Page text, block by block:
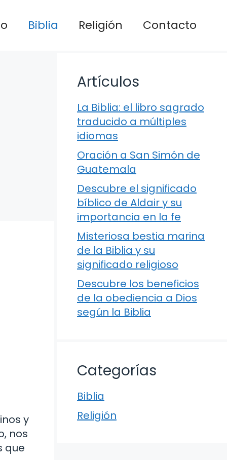
Biblia Religión Contacto
y
nos
que
Artículos
La Biblia: el libro sagrado
traducido a múltiples
idiomas
Oración a San Simón de
Guatemala
Descubre el significado
bíblico de Aldair y su
importancia en la fe
Misteriosa bestia marina
de la Biblia y su
significado religioso
Descubre los beneficios
de la obediencia a Dios
según la Biblia
Categorías
Biblia
Religión